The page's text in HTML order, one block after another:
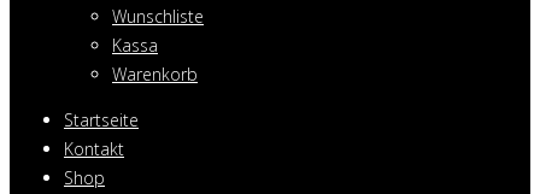
Wunschliste
Kassa
Warenkorb
Startseite
Kontakt
Shop